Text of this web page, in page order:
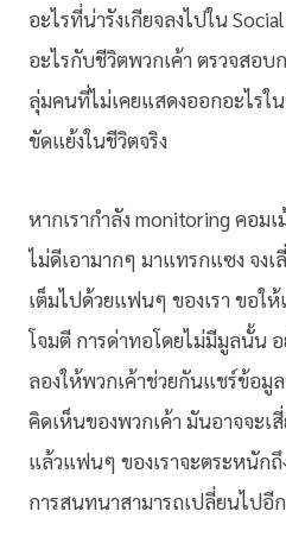
อะไรที่น่ารังเกียจลงไปใน
อะไรกับชีวิตพวกเค้า ตรวจสอบ
ลุ่มคนที่ไม่เคยแสดงออกอะไรใ
ขัดแย้งในชีวิตจริง
หากเรากำลัง monitoring คอม
ไม่ดีเอามากๆ มาแทรกแซง จง
เต็มไปด้วยแฟนๆ ของเรา ขอใ
โจมตี การด่าทอโดยไม่มีมูลนั้น
ลองให้พวกเค้าช่วยกันแชร์ข้อมู
คิดเห็นของพวกเค้า มันอาจจะเ
แล้วแฟนๆ ของเราจะตระหนักถึ
การสนทนาสามารถเปลี่ยนไปอี